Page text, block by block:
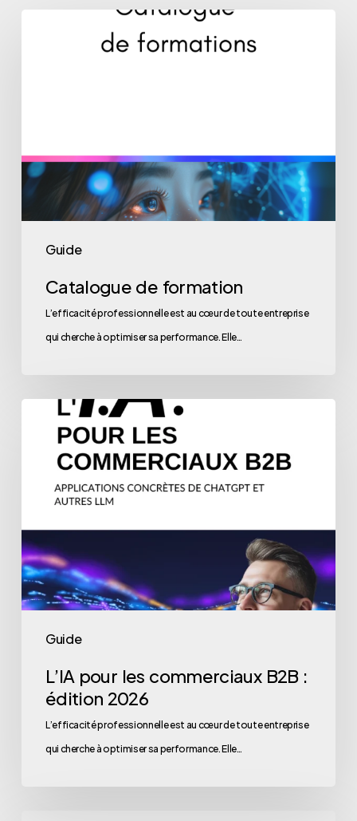
Guide
Catalogue de formation
L’efficacité professionnelle est au cœur de toute entreprise
qui cherche à optimiser sa performance. Elle…
Guide
commerciaux
:
édition
2026
L’IA pour les commerciaux B2B :
édition 2026
L’efficacité professionnelle est au cœur de toute entreprise
qui cherche à optimiser sa performance. Elle…